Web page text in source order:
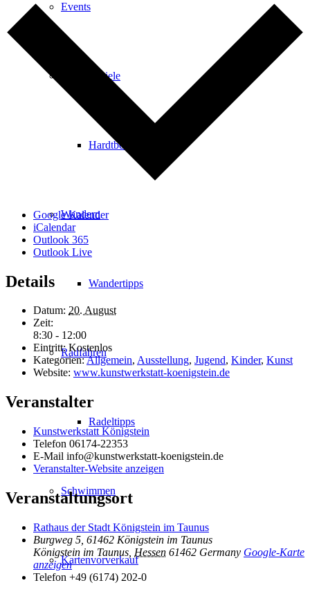
Events
Ausflugsziele
Hardtbergturm
Wandern
Wandertipps
Radfahren
Radeltipps
Schwimmen
Kartenvorverkauf
Google Kalender
iCalendar
Outlook 365
Outlook Live
Details
Datum: 20. August
Zeit:
8:30 - 12:00
Eintritt: Kostenlos
Kategorien:Allgemein, Ausstellung, Jugend, Kinder, Kunst
Website: www.kunstwerkstatt-koenigstein.de
Veranstalter
Kunstwerkstatt Königstein
Telefon 06174-22353
E-Mail info@kunstwerkstatt-koenigstein.de
Veranstalter-Website anzeigen
Veranstaltungsort
Rathaus der Stadt Königstein im Taunus
Burgweg 5, 61462 Königstein im Taunus
Königstein im Taunus Hessen 61462 Germany Google-Karte
anzeigen
Telefon +49 (6174) 202-0